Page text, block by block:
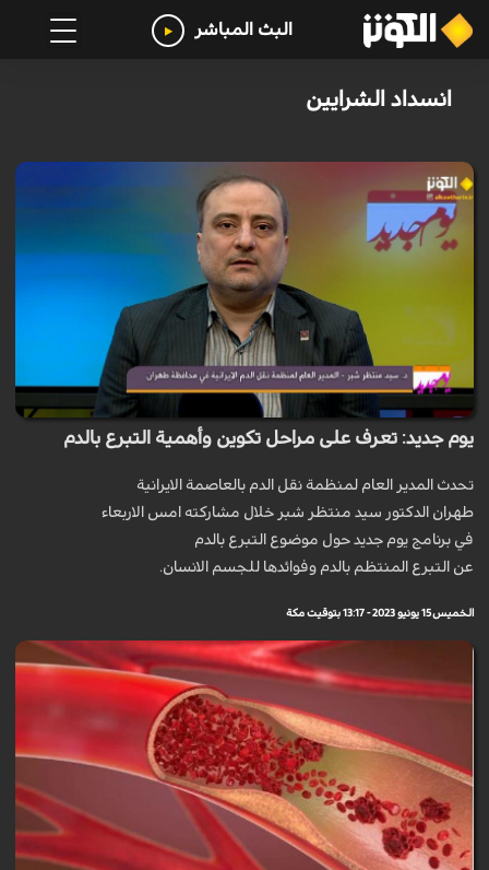
البث المباشر
انسداد الشرايين
يوم جديد: تعرف على مراحل تكوين وأهمية التبرع بالدم
تحدث المدير العام لمنظمة نقل الدم بالعاصمة الايرانية
طهران الدكتور سيد منتظر شبر خلال مشاركته امس الاربعاء
في برنامج يوم جديد حول موضوع التبرع بالدم
عن التبرع المنتظم بالدم وفوائدها للجسم الانسان.
الخميس 15 يونيو 2023 - 13:17 بتوقيت مكة